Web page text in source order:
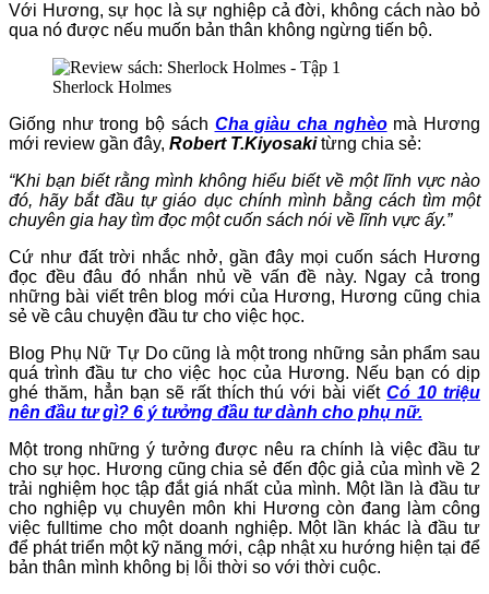
Với Hương, sự học là sự nghiệp cả đời, không cách nào bỏ
qua nó được nếu muốn bản thân không ngừng tiến bộ.
Sherlock Holmes
Giống như trong bộ sách Cha giàu cha nghèomà Hương
mới review gần đây, Robert T.Kiyosakitừng chia sẻ:
“Khi bạn biết rằng mình không hiểu biết về một lĩnh vực nào
đó, hãy bắt đầu tự giáo dục chính mình bằng cách tìm một
chuyên gia hay tìm đọc một cuốn sách nói về lĩnh vực ấy.”
Cứ như đất trời nhắc nhở, gần đây mọi cuốn sách Hương
đọc đều đâu đó nhắn nhủ về vấn đề này. Ngay cả trong
những bài viết trên blog mới của Hương, Hương cũng chia
sẻ về câu chuyện đầu tư cho việc học.
Blog Phụ Nữ Tự Do cũng là một trong những sản phẩm sau
quá trình đầu tư cho việc học của Hương. Nếu bạn có dịp
ghé thăm, hẳn bạn sẽ rất thích thú với bài viếtCó 10 triệu
nên đầu tư gì? 6 ý tưởng đầu tư dành cho phụ nữ.
Một trong những ý tưởng được nêu ra chính là việc đầu tư
cho sự học. Hương cũng chia sẻ đến độc giả của mình về 2
trải nghiệm học tập đắt giá nhất của mình. Một lần là đầu tư
cho nghiệp vụ chuyên môn khi Hương còn đang làm công
việc fulltime cho một doanh nghiệp. Một lần khác là đầu tư
để phát triển một kỹ năng mới, cập nhật xu hướng hiện tại để
bản thân mình không bị lỗi thời so với thời cuộc.